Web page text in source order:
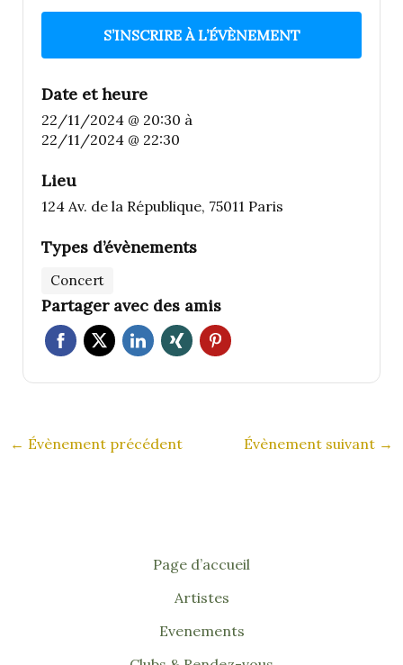
S’INSCRIRE À L’ÉVÈNEMENT
Date et heure
22/11/2024 @ 20:30 à
22/11/2024 @ 22:30
Lieu
124 Av. de la République, 75011 Paris
Types d’évènements
Concert
Partager avec des amis
← Évènement précédent Évènement suivant →
Page d’accueil
Artistes
Evenements